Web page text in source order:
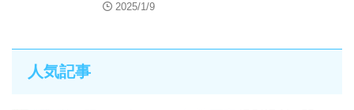
2025/1/9
人気記事